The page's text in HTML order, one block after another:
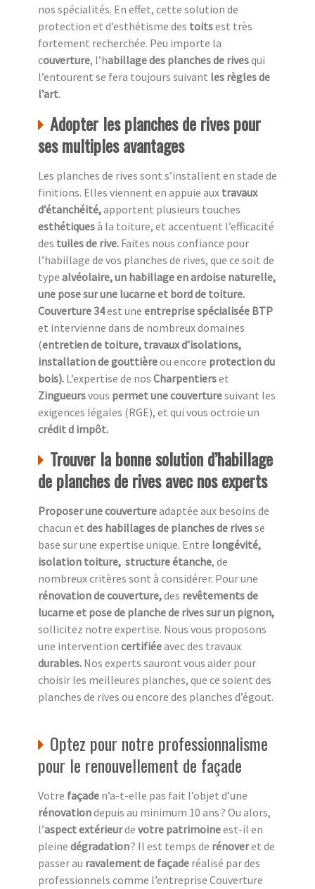
nos spécialités. En effet, cette solution de
protection et d’esthétisme des toitsest très
fortement recherchée. Peu importe la
couverture, l’habillage des planches de rivesqui
l’entourent se fera toujours suivant les règles de
l’art.
Adopter les planches de rives pour
ses multiples avantages
Les planches de rives sont s’installent en stade de
finitions. Elles viennent en appuie aux travaux
d’étanchéité,apportent plusieurs touches
esthétiquesà la toiture, et accentuent l’efficacité
des tuiles de rive. Faites nous confiance pour
l’habillage de vos planches de rives, que ce soit de
type alvéolaire, un habillage en ardoise naturelle,
une pose sur une lucarne et bord de toiture.
Couverture 34est une entreprise spécialisée BTP
et intervienne dans de nombreux domaines
(entretien de toiture, travaux d’isolations,
installation de gouttièreou encore protection du
bois). L’expertise de nos Charpentierset
Zingueursvous permet une couverturesuivant les
exigences légales (RGE), et qui vous octroie un
crédit d impôt.
Trouver la bonne solution d’habillage
de planches de rives avec nos experts
Proposer une couvertureadaptée aux besoins de
chacun et des habillages de planches de rivesse
base sur une expertise unique. Entre longévité,
isolation toiture, structure étanche, de
nombreux critères sont à considérer. Pour une
rénovation de couverture,des revêtements de
lucarne et pose de planche de rives sur un pignon,
sollicitez notre expertise. Nous vous proposons
une intervention certifiéeavec des travaux
durables. Nos experts sauront vous aider pour
choisir les meilleures planches, que ce soient des
planches de rives ou encore des planches d’égout.
Optez pour notre professionnalisme
pour le renouvellement de façade
Votre façade n’a-t-elle pas fait l’objet d’une
rénovationdepuis au minimum 10 ans ? Ou alors,
l’aspect extérieurde votre patrimoineest-il en
pleine dégradation? Il est temps de rénoveret de
passer au ravalement de façade réalisé par des
professionnels comme l’entreprise Couverture